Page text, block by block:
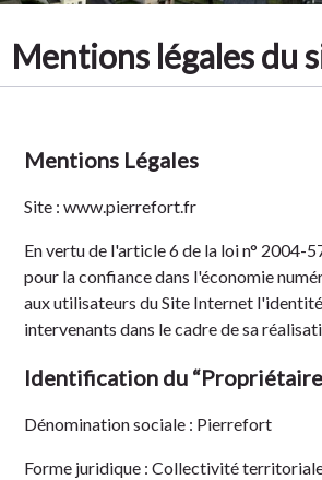
Tradition
Mentions légales du
Mentions Légales
Site :www.pierrefort.fr
En vertu de l'article 6 de la loi n° 2004-
pour la confiance dans l'économie
aux utilisateurs du Site Internet
intervenants dans le cadre de sa
Identification du “Propriétaire
Dénomination sociale : Pierrefort
Forme juridique :Collectivité